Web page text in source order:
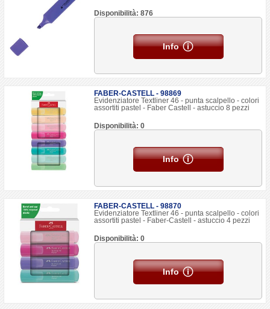
Disponibilità: 876
Info
FABER-CASTELL - 98869
Evidenziatore Textliner 46 - punta scalpello - colori
assortiti pastel - Faber Castell - astuccio 8 pezzi
Disponibilità: 0
Info
FABER-CASTELL - 98870
Evidenziatore Textliner 46 - punta scalpello - colori
assortiti pastel - Faber-Castell - astuccio 4 pezzi
Disponibilità: 0
Info